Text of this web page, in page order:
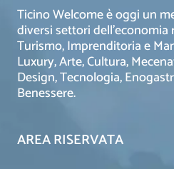
Ticino Welcome è oggi un
diversi settori dell’economia
Turismo, Imprenditoria e
Luxury, Arte, Cultura,
Design, Tecnologia,
Benessere.
AREA RISERVATA